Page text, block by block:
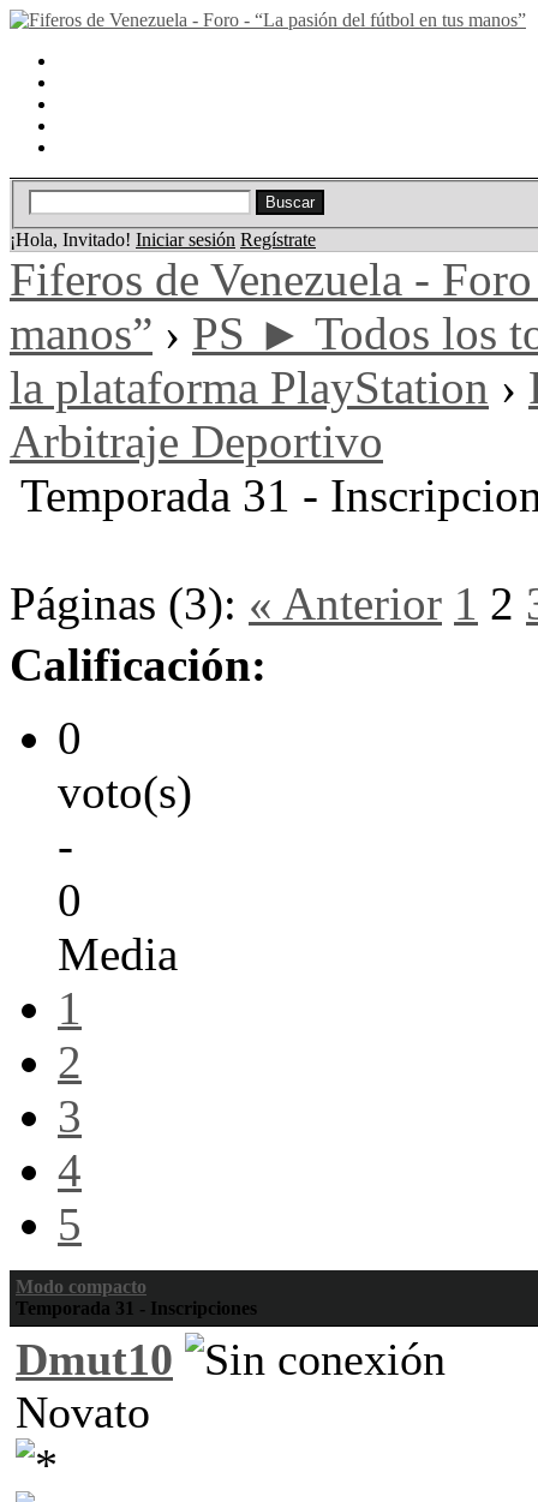
¡Hola, Invitado! Iniciar sesión Regístrate
Fiferos de Venezuela -
manos” › PS ► Todos los
la plataforma PlayStation ›
Arbitraje Deportivo
Temporada 31 -
Páginas (3): « Anterior 1 2
Calificación:
0
voto(s)
-
0
Media
1
2
3
4
5
Modo compacto
Temporada 31 - Inscripciones
Dmut10
Novato